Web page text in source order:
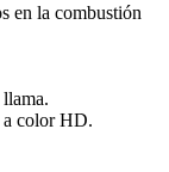
en la combustión
a color HD.